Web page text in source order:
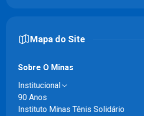
Mapa do Site
Sobre O Minas
Institucional
90 Anos
Instituto Minas Tênis Solidário